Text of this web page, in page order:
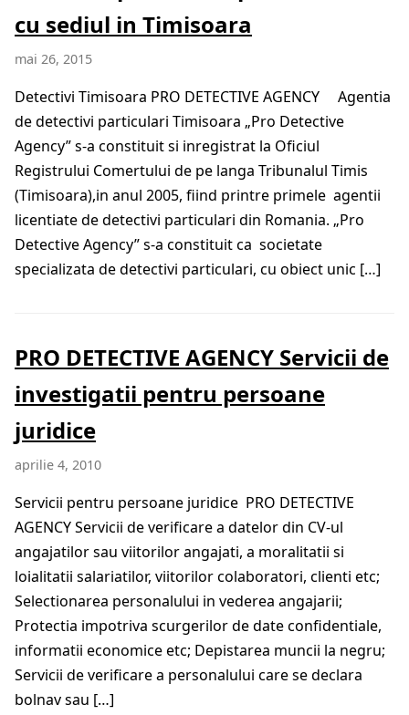
cu sediul in Timisoara
mai 26, 2015
Detectivi Timisoara PRO DETECTIVE AGENCY Agentia
de detectivi particulari Timisoara „Pro Detective
Agency” s-a constituit si inregistrat la Oficiul
Registrului Comertului de pe langa Tribunalul Timis
(Timisoara),in anul 2005, fiind printre primele agentii
licentiate de detectivi particulari din Romania. „Pro
Detective Agency” s-a constituit ca societate
specializata de detectivi particulari, cu obiect unic […]
PRO DETECTIVE AGENCY Servicii de
investigatii pentru persoane
juridice
aprilie 4, 2010
Servicii pentru persoane juridice PRO DETECTIVE
AGENCY Servicii de verificare a datelor din CV-ul
angajatilor sau viitorilor angajati, a moralitatii si
loialitatii salariatilor, viitorilor colaboratori, clienti etc;
Selectionarea personalului in vederea angajarii;
Protectia impotriva scurgerilor de date confidentiale,
informatii economice etc; Depistarea muncii la negru;
Servicii de verificare a personalului care se declara
bolnav sau […]